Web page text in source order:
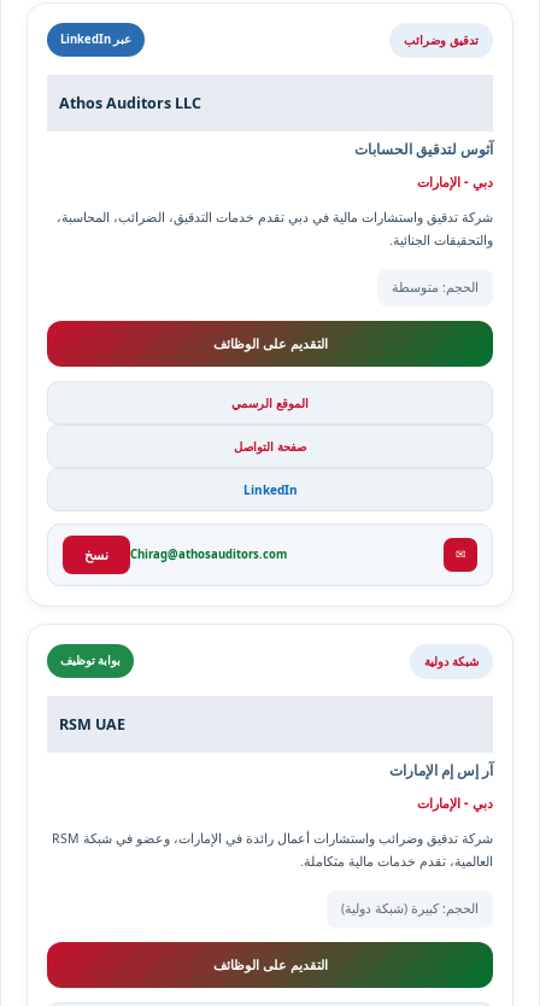
تدقيق وضرائب عبر LinkedIn
Athos Auditors LLC
آثوس لتدقيق الحسابات
دبي - الإمارات
شركة تدقيق واستشارات مالية في دبي تقدم خدمات التدقيق، الضرائب، المحاسبة،
والتحقيقات الجنائية.
الحجم: متوسطة
التقديم على الوظائف
الموقع الرسمي
صفحة التواصل
LinkedIn
✉
Chirag@athosauditors.com نسخ
شبكة دولية بوابة توظيف
RSM UAE
آر إس إم الإمارات
دبي - الإمارات
شركة تدقيق وضرائب واستشارات أعمال رائدة في الإمارات، وعضو في شبكة RSM
العالمية، تقدم خدمات مالية متكاملة.
الحجم: كبيرة (شبكة دولية)
التقديم على الوظائف